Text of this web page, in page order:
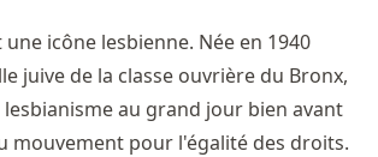
une icône lesbienne. Née en 1940
juive de la classe ouvrière du Bronx,
lesbianisme au grand jour bien avant
mouvement pour l'égalité des droits.